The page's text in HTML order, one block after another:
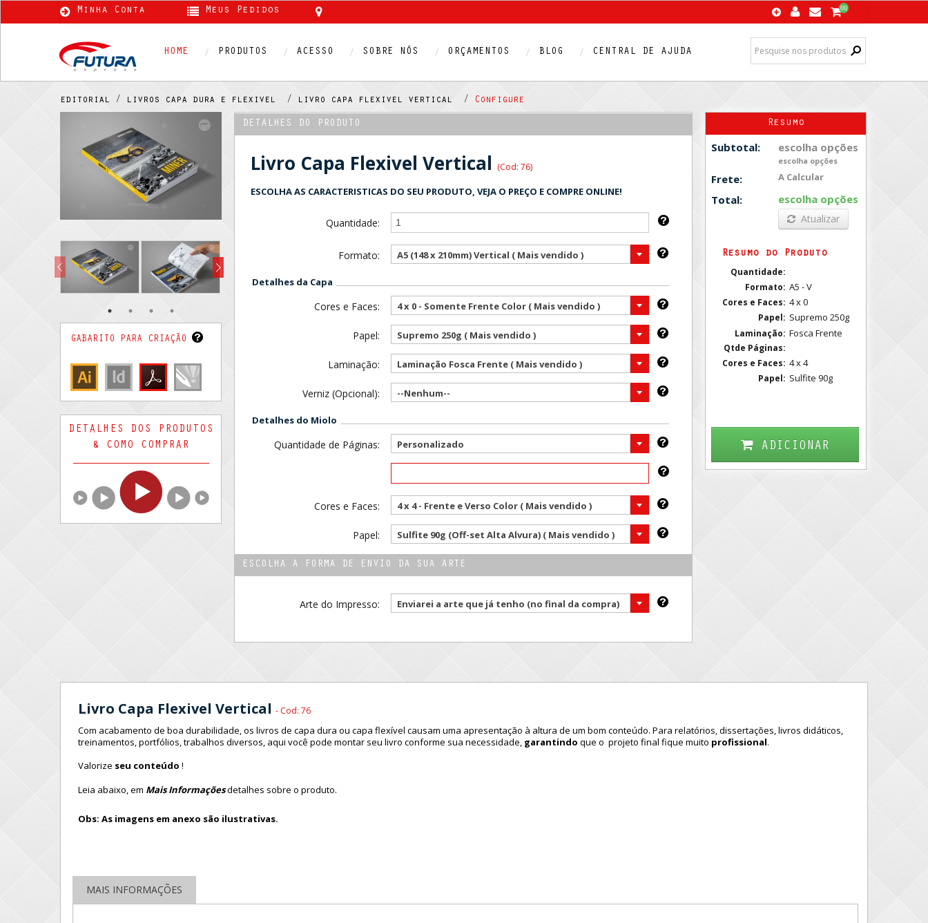
Minha Conta Meus Pedidos 00
HOME PRODUTOS ACESSO SOBRE NÓS ORÇAMENTOS BLOG CENTRAL DE AJUDA
editorial / livros capa dura e flexivel / livro capa flexivel vertical / Configure
GABARITO PARA CRIAÇÃO
DETALHES DOS PRODUTOS
& COMO COMPRAR
DETALHES DO PRODUTO
Livro Capa Flexivel Vertical (Cod: 76)
ESCOLHA AS CARACTERISTICAS DO SEU PRODUTO, VEJA O PREÇO E COMPRE ONLINE!
Quantidade:
Formato: A5 (148 x 210mm) Vertical ( Mais vendido )
Detalhes da Capa
Cores e Faces: 4 x 0 - Somente Frente Color ( Mais vendido )
Papel: Supremo 250g ( Mais vendido )
Laminação: Laminação Fosca Frente ( Mais vendido )
Verniz (Opcional): --Nenhum--
Detalhes do Miolo
Quantidade de Páginas: Personalizado
Cores e Faces: 4 x 4 - Frente e Verso Color ( Mais vendido )
Papel: Sulfite 90g (Off-set Alta Alvura) ( Mais vendido )
ESCOLHA A FORMA DE ENVIO DA SUA ARTE
Arte do Impresso: Enviarei a arte que já tenho (no final da compra)
Resumo
Subtotal: escolha opções
escolha opções
Frete: A Calcular
Total: escolha opções
Atualizar
Resumo do Produto
Quantidade:
Formato: A5 - V
Cores e Faces: 4 x 0
Papel: Supremo 250g
Laminação: Fosca Frente
Qtde Páginas:
Cores e Faces: 4 x 4
Papel: Sulfite 90g
ADICIONAR
Livro Capa Flexivel Vertical - Cod: 76
Com acabamento de boa durabilidade, os livros de capa dura ou capa flexível causam uma apresentação à altura de um bom conteúdo. Para relatórios, dissertações, livros didáticos,
treinamentos,portfólios, trabalhos diversos, aqui você pode montar seu livro conforme sua necessidade, garantindo que o projeto final fique muito profissional.
Valorize seu conteúdo !
Leia abaixo, em Mais Informaçõesdetalhes sobre o produto.
Obs: As imagens em anexo são ilustrativas.
MAIS INFORMAÇÕES